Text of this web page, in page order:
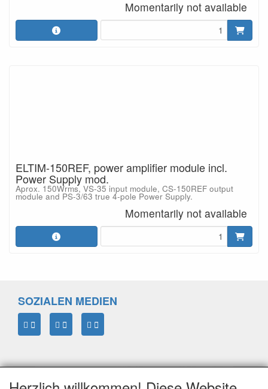
Momentarily not available
ELTIM-150REF, power amplifier module incl.
Power Supply mod.
Aprox. 150Wrms, VS-35 input module, CS-150REF output
module and PS-3/63 true 4-pole Power Supply.
Momentarily not available
SOZIALEN MEDIEN